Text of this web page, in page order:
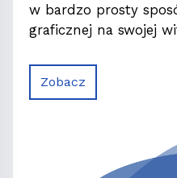
w bardzo prosty
graficznej na swojej
Zobacz